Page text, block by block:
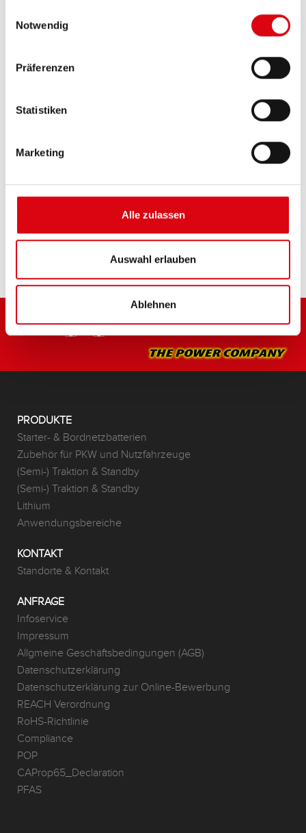
Notwendig
Präferenzen
Statistiken
Marketing
Alle zulassen
Auswahl erlauben
Ablehnen
EFB 690 17
Die besten und leistungsfähigsten Banner
Vorgaben führender europäischer KFZ-Hersteller.
Originalqualität zum Nachrüsten.
PRODUKTE
Starter- & Bordnetzbatterien
Zubehör für PKW und Nutzfahrzeuge
(Semi-) Traktion & Standby
(Semi-) Traktion & Standby
Lithium
Anwendungsbereiche
KONTAKT
Standorte & Kontakt
ANFRAGE
Infoservice
Impressum
Allgmeine Geschäftsbedingungen (AGB)
Datenschutzerklärung
Datenschutzerklärung zur Online-Bewerbung
REACH Verordnung
RoHS-Richtlinie
Compliance
POP
CAProp65_Declaration
PFAS